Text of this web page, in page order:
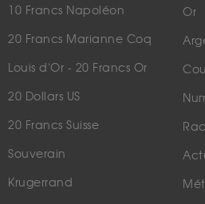
10 Francs Napoléon
20 Francs Marianne Coq
Louis d'Or - 20 Francs Or
20 Dollars US
20 Francs Suisse
Souverain
Krugerrand
Or